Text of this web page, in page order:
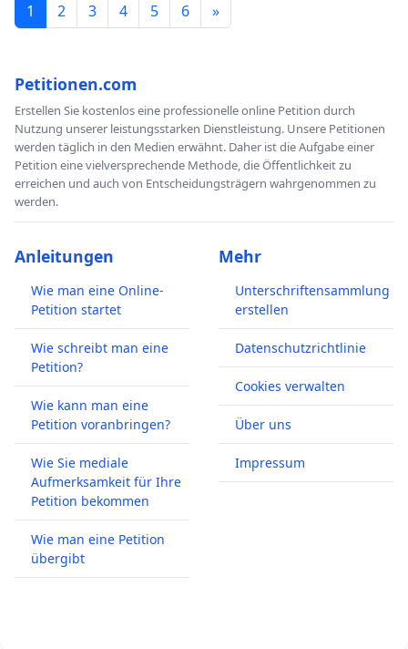
1 2 3 4 5 6 »
Petitionen.com
Erstellen Sie kostenlos eine professionelle online Petition durch
Nutzung unserer leistungsstarken Dienstleistung. Unsere Petitionen
werden täglich in den Medien erwähnt. Daher ist die Aufgabe einer
Petition eine vielversprechende Methode, die Öffentlichkeit zu
erreichen und auch von Entscheidungsträgern wahrgenommen zu
werden.
Anleitungen
Wie man eine Online-
Petition startet
Wie schreibt man eine
Petition?
Wie kann man eine
Petition voranbringen?
Wie Sie mediale
Aufmerksamkeit für Ihre
Petition bekommen
Wie man eine Petition
übergibt
Mehr
Unterschriftensammlung
erstellen
Datenschutzrichtlinie
Cookies verwalten
Über uns
Impressum